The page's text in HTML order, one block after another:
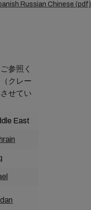
Russian Chinese (pdf)
参照く
クレー
せてい
East